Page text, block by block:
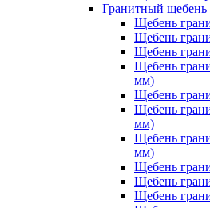
Гранитный щебень
Щебень
Щебень
Щебень
Щебень
мм)
Щебень
Щебень
мм)
Щебень
мм)
Щебень
Щебень
Щебень